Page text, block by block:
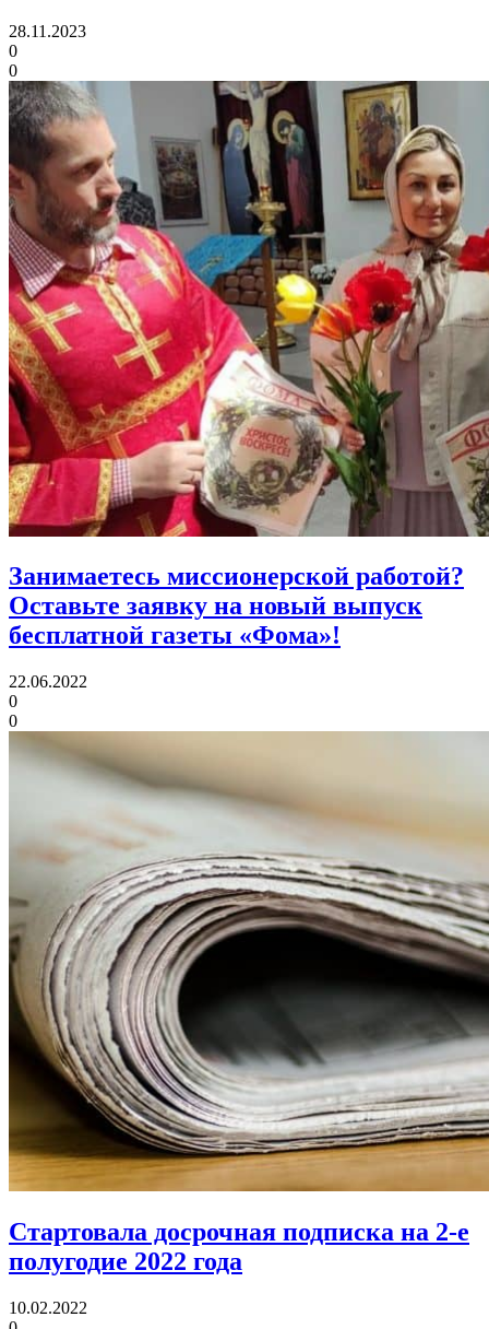
28.11.2023
0
0
Занимаетесь миссионерской работой?
Оставьте заявку на новый выпуск
бесплатной газеты «Фома»!
22.06.2022
0
0
Стартовала досрочная подписка на 2-е
полугодие 2022 года
10.02.2022